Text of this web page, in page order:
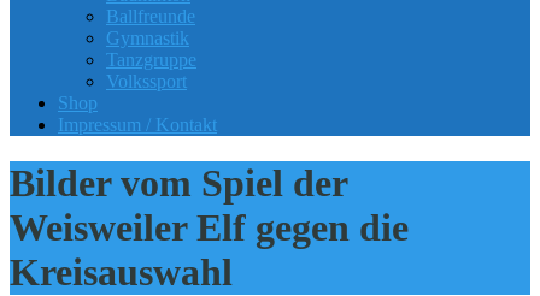
Ballfreunde
Gymnastik
Tanzgruppe
Volkssport
Shop
Impressum / Kontakt
Bilder vom Spiel der
Weisweiler Elf gegen die
Kreisauswahl